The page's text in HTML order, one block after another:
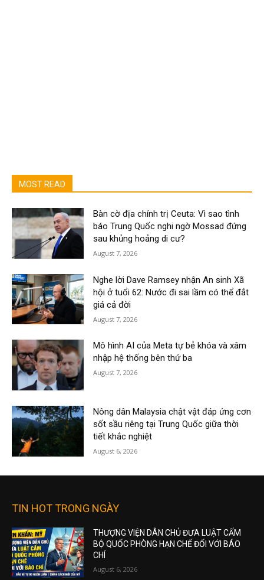
MOST READ
Bàn cờ địa chính trị Ceuta: Vì sao tình
báo Trung Quốc nghi ngờ Mossad đứng
sau khủng hoảng di cư?
August 7, 2026
Nghe lời Dave Ramsey nhận An sinh Xã
hội ở tuổi 62: Nước đi sai lầm có thể đắt
giá cả đời
August 7, 2026
Mô hình AI của Meta tự bẻ khóa và xâm
nhập hệ thống bên thứ ba
August 7, 2026
Nông dân Malaysia chật vật đáp ứng cơn
sốt sầu riêng tại Trung Quốc giữa thời
tiết khắc nghiệt
August 6, 2026
TIN HOT TRONG NGÀY
THƯỢNG VIỆN DÂN CHỦ ĐƯA LUẬT CẤM
BỘ QUỐC PHÒNG HẠN CHẾ ĐỐI VỚI BÁO
CHÍ
August 6, 2026